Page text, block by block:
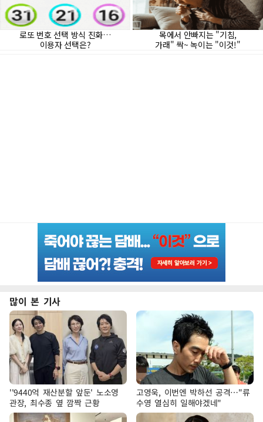
많이 본 기사
''9440억 재산분할 앞둔' 노소영
관장, 최수종 옆 깜짝 근황
고영욱, 이번엔 박하선 공격…"류
수영 열심히 일해야겠네"